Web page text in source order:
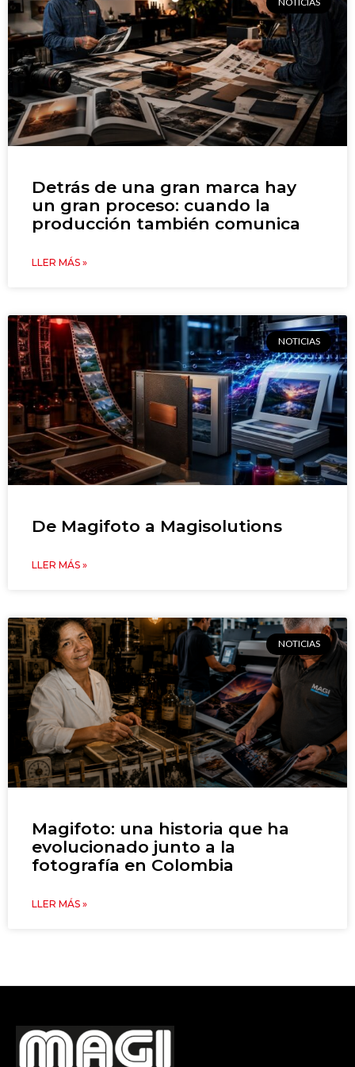
Detrás de una gran marca hay
un gran proceso: cuando la
producción también comunica
LLER MÁS »
NOTICIAS
De Magifoto a Magisolutions
LLER MÁS »
NOTICIAS
Magifoto: una historia que ha
evolucionado junto a la
fotografía en Colombia
LLER MÁS »